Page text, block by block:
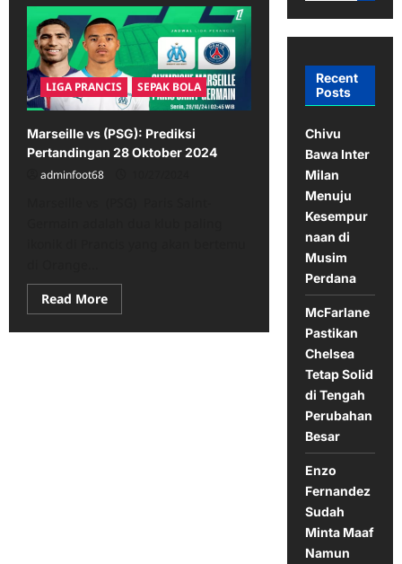
LIGA PRANCIS SEPAK BOLA
Marseille vs (PSG): Prediksi
Pertandingan 28 Oktober 2024
adminfoot68
Read MoreRead
more
Marseille
Recent
Posts
Chivu
Bawa Inter
Milan
Menuju
Kesempur
naan di
Musim
Perdana
McFarlane
Pastikan
Chelsea
Tetap Solid
di Tengah
Perubahan
Besar
Enzo
Fernandez
Sudah
Minta Maaf
Namun